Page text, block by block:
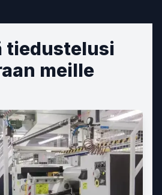
tiedustelusi
meille